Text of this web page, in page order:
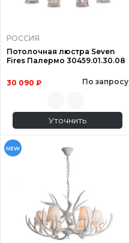
РОССИЯ
Потолочная люстра Seven
Fires Палермо 30459.01.30.08
30 090 ₽ По запросу
Уточнить
NEW